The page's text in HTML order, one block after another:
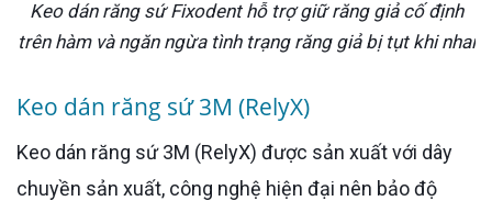
Keo dán răng sứ Fixodent hỗ trợ giữ răng giả cố định
trên hàm và ngăn ngừa tình trạng răng giả bị tụt khi nhai
Keo dán răng sứ 3M (RelyX)
Keo dán răng sứ 3M (RelyX) được sản xuất với dây
chuyền sản xuất, công nghệ hiện đại nên bảo độ